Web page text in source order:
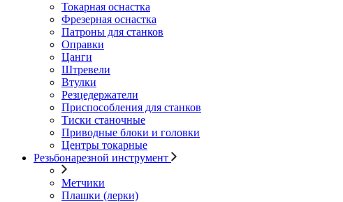
Токарная оснастка
Фрезерная оснастка
Патроны для станков
Оправки
Цанги
Штревели
Втулки
Резцедержатели
Приспособления для станков
Тиски станочные
Приводные блоки и головки
Центры токарные
Резьбонарезной инструмент
Метчики
Плашки (лерки)